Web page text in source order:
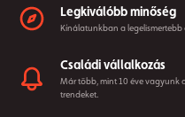
Legkiválóbb minőség
Kínálatunkban a legelismertebb
Családi vállalkozás
Már több, mint 10 éve vagyunk
trendeket.